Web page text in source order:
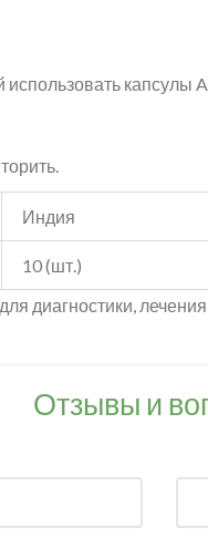
использовать
Индия
10 (шт.)
диагностики,
Отзывы и